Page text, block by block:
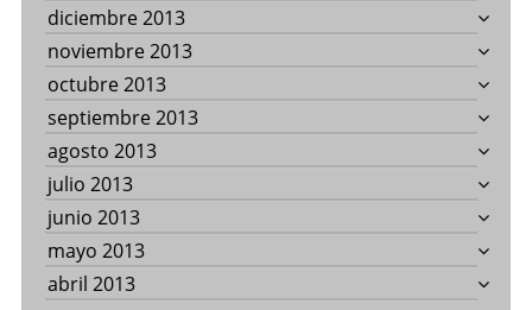
diciembre 2013
noviembre 2013
octubre 2013
septiembre 2013
agosto 2013
julio 2013
junio 2013
mayo 2013
abril 2013